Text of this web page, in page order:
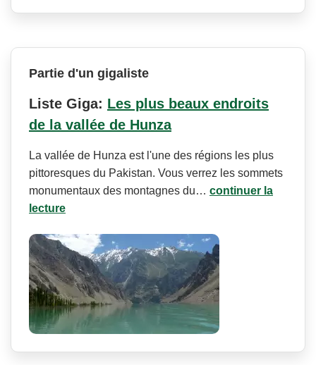
Partie d'un gigaliste
Liste Giga: Les plus beaux endroits
de la vallée de Hunza
La vallée de Hunza est l'une des régions les plus
pittoresques du Pakistan. Vous verrez les sommets
monumentaux des montagnes du… continuer la
lecture